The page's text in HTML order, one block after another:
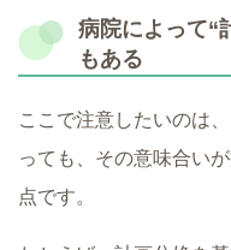
病院によって“
もある
ここで注意したいのは
っても、その意味合い
点です。